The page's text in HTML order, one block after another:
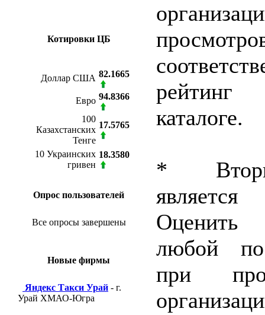
Котировки ЦБ
Доллар США 82.1665
Евро 94.8366
100
Казахстанских
Тенге
17.5765
10 Украинских
гривен
18.3580
Опрос пользователей
Все опросы завершены
Новые фирмы
Яндекс Такси Урай - г.
Урай ХМАО-Югра
каталоге.
*
Оценить
любой
при